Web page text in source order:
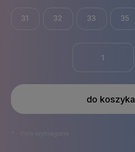
31 32 33 35
do koszyka